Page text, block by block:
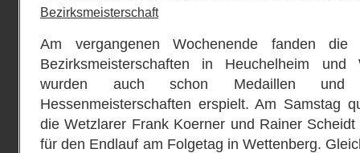
Bezirksmeisterschaft
Am vergangenen Wochenende fanden die
Bezirksmeisterschaften in Heuchelheim und
wurden auch schon Medaillen
Hessenmeisterschaften erspielt. Am Samstag
die Wetzlarer Frank Koerner und Rainer
für den Endlauf am Folgetag in Wettenberg.